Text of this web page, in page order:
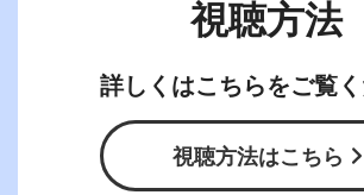
視聴方法
詳しくはこちらをご覧
視聴方法はこちら